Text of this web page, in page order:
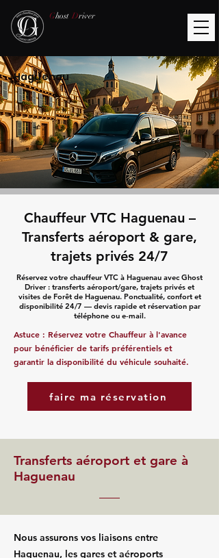
Ghost Driver
Haguenau
Chauffeur VTC Haguenau –
Transferts aéroport & gare,
trajets privés 24/7
Réservez votre chauffeur VTC à Haguenau avec Ghost
Driver : transferts aéroport/gare, trajets privés et
visites de Forêt de Haguenau. Ponctualité, confort et
disponibilité 24/7 — devis rapide et réservation par
téléphone ou e‑mail.
Astuce : Réservez votre Chauffeur à l'avance
pour bénéficier de tarifs préférentiels et
garantir la disponibilité du véhicule souhaité.
faire ma réservation
Transferts aéroport et gare à
Haguenau
Nous assurons vos liaisons entre
Haguenau, les gares et aéroports